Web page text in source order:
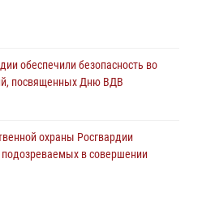
обеспечили безопасность во
посвященных Дню ВДВ
охраны Росгвардии
в совершении